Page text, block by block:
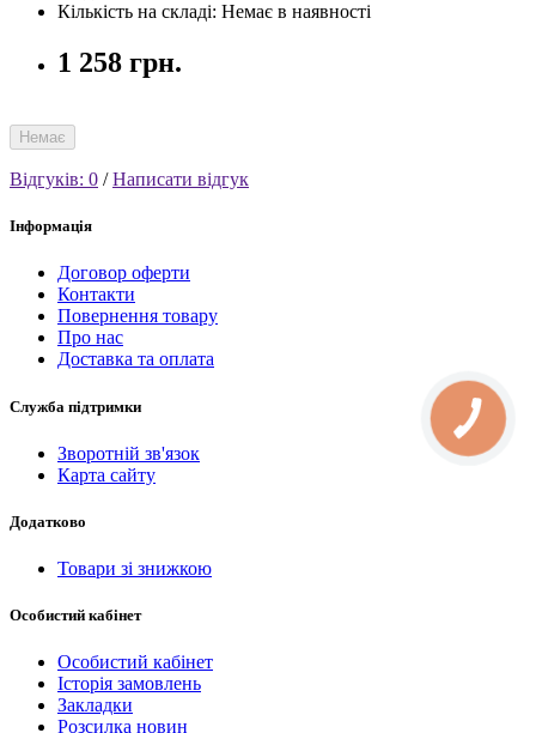
Кількість на складі: Немає в наявності
1 258 грн.
Немає
Відгуків: 0 /Написати відгук
Інформація
Договор оферти
Контакти
Повернення товару
Про нас
Доставка та оплата
Служба підтримки
Зворотній зв'язок
Карта сайту
Додатково
Товари зі знижкою
Особистий кабінет
Особистий кабінет
Історія замовлень
Закладки
Розсилка новин
КНОПКА
СВЯЗИ